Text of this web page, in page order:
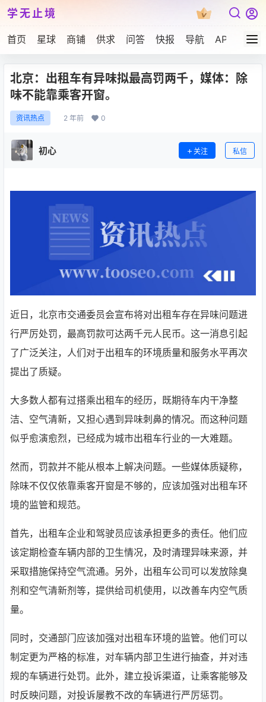
学无止境
首页 星球 商铺 供求 问答 快报 导航 APP下载
北京：出租车有异味拟最高罚两千，媒体：除
味不能靠乘客开窗。
资讯热点 2 年前 0
初心 关注 私信
近日，北京市交通委员会宣布将对出租车存在异味问题进
行严厉处罚，最高罚款可达两千元人民币。这一消息引起
了广泛关注，人们对于出租车的环境质量和服务水平再次
提出了质疑。
大多数人都有过搭乘出租车的经历，既期待车内干净整
洁、空气清新，又担心遇到异味刺鼻的情况。而这种问题
似乎愈演愈烈，已经成为城市出租车行业的一大难题。
然而，罚款并不能从根本上解决问题。一些媒体质疑称，
除味不仅仅依靠乘客开窗是不够的，应该加强对出租车环
境的监管和规范。
首先，出租车企业和驾驶员应该承担更多的责任。他们应
该定期检查车辆内部的卫生情况，及时清理异味来源，并
采取措施保持空气流通。另外，出租车公司可以发放除臭
剂和空气清新剂等，提供给司机使用，以改善车内空气质
量。
同时，交通部门应该加强对出租车环境的监管。他们可以
制定更为严格的标准，对车辆内部卫生进行抽查，并对违
规的车辆进行处罚。此外，建立投诉渠道，让乘客能够及
时反映问题，对投诉屡教不改的车辆进行严厉惩罚。